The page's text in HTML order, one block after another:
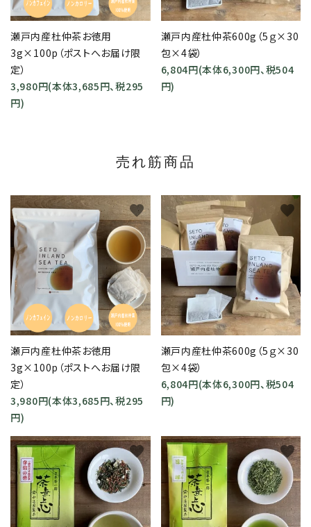
瀬戸内産杜仲茶お徳用
3g×100p（ポストへお届け限
定）
3,980円(本体3,685円、税295
円)
瀬戸内産杜仲茶600g（5ｇ×30
包×4袋）
6,804円(本体6,300円、税504
円)
売れ筋商品
瀬戸内産杜仲茶お徳用
3g×100p（ポストへお届け限
定）
3,980円(本体3,685円、税295
円)
favorite
瀬戸内産杜仲茶600g（5ｇ×30
包×4袋）
6,804円(本体6,300円、税504
円)
favorite
favorite favorite